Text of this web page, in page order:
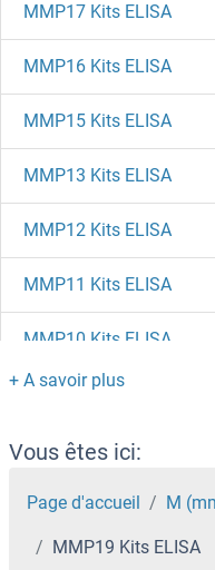
MMP17 Kits ELISA
MMP16 Kits ELISA
MMP15 Kits ELISA
MMP13 Kits ELISA
MMP12 Kits ELISA
MMP11 Kits ELISA
MMP10 Kits ELISA
MMP 9 Kits ELISA
MMGT1 Kits ELISA
MMEL1 Kits ELISA
MME Kits ELISA
Vous êtes ici:
Page d'accueil M
MMP19 Kits ELISA